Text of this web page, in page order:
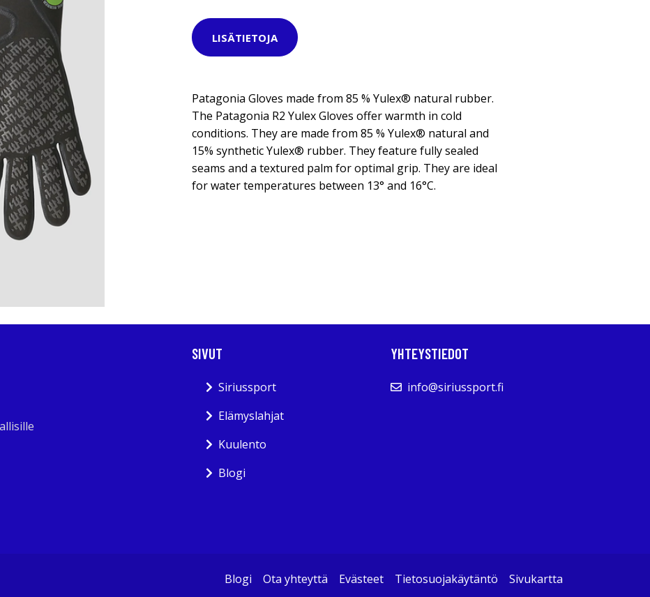
LISÄTIETOJA
Patagonia Gloves made from 85 % Yulex® natural rubber.
The Patagonia R2 Yulex Gloves offer warmth in cold
conditions. They are made from 85 % Yulex® natural and
15% synthetic Yulex® rubber. They feature fully sealed
seams and a textured palm for optimal grip. They are ideal
for water temperatures between 13° and 16°C.
SIVUT
Siriussport
Elämyslahjat
Kuulento
Blogi
YHTEYSTIEDOT
info@siriussport.fi
Blogi Ota yhteyttä Evästeet Tietosuojakäytäntö Sivukartta